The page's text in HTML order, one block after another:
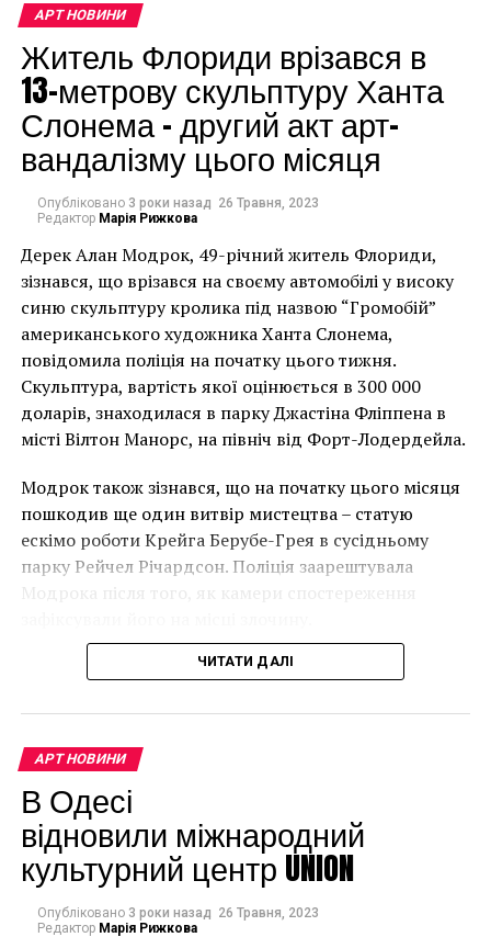
маршруту. Я надеюсь,
что они просто начнут
бродить вокруг и
открывать для себя
новые вещи.
Возможно, посетители
пропустят некоторые
работы, и им придется
вернуться, чтобы
найти их», – говорит
куратор Питер Надь,
который уже более 15
лет пытается
реализовать этот
проект.
Чоловік позує під макетом чайки, яка ось-ось
накинеться на упаковку чіпсів – сюжет графіті, що
має ознаки вуличного художника Бенксі, на стіні в
Лоустофті на східному узбережжі Англії 8 серпня 2021
року. (Фото Джастіна Талліса / AFP)
В інтерв’ю “Таймс” пан Куттс сказав:
“Спочатку це було
неймовірно, але з
розвитком подій це
стало надзвичайно
впевнений, що Бенксі
усвідомлює
непередбачувані
наслідки для власників
будинків. Якби ми
могли повернути час
назад, ми б це
зробили”.
АРТ НОВИНИ
Житель Флориди врізався в
13-метрову скульптуру Ханта
Слонема – другий акт арт-
вандалізму цього місяця
Опубліковано 3 роки назад 26 Травня, 2023
Редактор Марія Рижкова
Дерек Алан Модрок, 49-річний житель Флориди,
зізнався, що врізався на своєму автомобілі у високу
синю скульптуру кролика під назвою “Громобій”
американського художника Ханта Слонема,
повідомила поліція на початку цього тижня.
Скульптура, вартість якої оцінюється в 300 000
доларів, знаходилася в парку Джастіна Фліппена в
місті Вілтон Манорс, на північ від Форт-Лодердейла.
Модрок також зізнався, що на початку цього місяця
пошкодив ще один витвір мистецтва – статую
ескімо роботи Крейга Берубе-Грея в сусідньому
парку Рейчел Річардсон. Поліція заарештувала
Модрока після того, як камери спостереження
ЧИТАТИ ДАЛІ
АРТ НОВИНИ
В Одесі
відновили міжнародний
культурний центр UNION
Опубліковано 3 роки назад 26 Травня, 2023
Редактор Марія Рижкова